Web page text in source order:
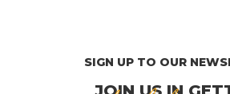
SIGN UP TO OUR